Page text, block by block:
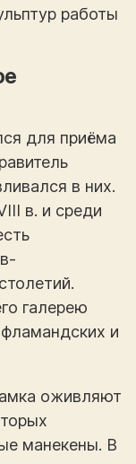
работы
для приёма
в них.
в. и среди
галерею
и
оживляют
манекены. В